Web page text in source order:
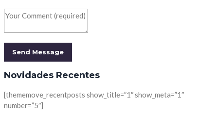
Novidades Recentes
[thememove_recentposts show_title=”1″ show_meta=”1″
number=”5″]